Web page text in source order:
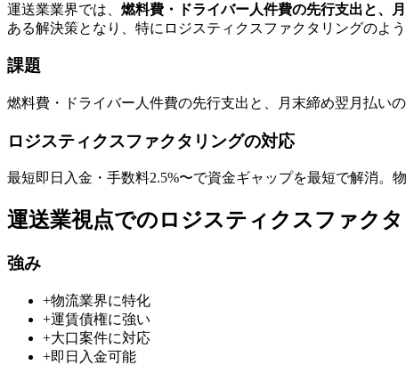
運送業業界では、 燃料費・ドライバー人件費の先行支出と、
ある解決策となり、特に ロジスティクスファクタリングのよ
課題
燃料費・ドライバー人件費の先行支出と、月末締め翌月払い
ロジスティクスファクタリングの対応
最短即日 入金・手数料2.5%〜で資金ギャップを最短で解消。
運送業視点でのロジスティクスファク
強み
+物流業界に特化
+運賃債権に強い
+大口案件に対応
+即日入金可能